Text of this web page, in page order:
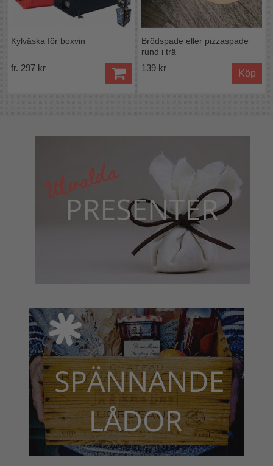
Kylväska för boxvin
fr. 297 kr
Brödspade eller pizzaspade
rund i trä
139 kr
Köp